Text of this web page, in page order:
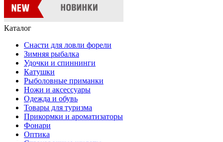
Каталог
Снасти для ловли форели
Зимняя рыбалка
Удочки и спиннинги
Катушки
Рыболовные приманки
Ножи и аксессуары
Одежда и обувь
Товары для туризма
Прикормки и ароматизаторы
Фонари
Оптика